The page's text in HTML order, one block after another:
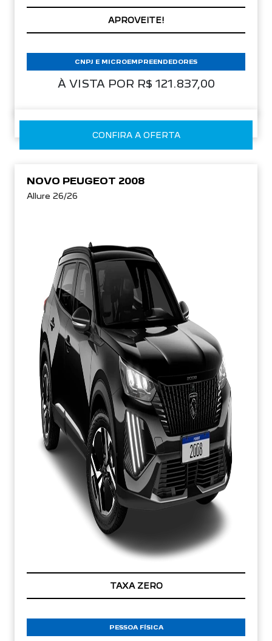
APROVEITE!
À VISTA POR R$ 121.837,00
CNPJ E MICROEMPREENDEDORES
CONFIRA A OFERTA
NOVO PEUGEOT 2008
Allure 26/26
TAXA ZERO
PESSOA FÍSICA